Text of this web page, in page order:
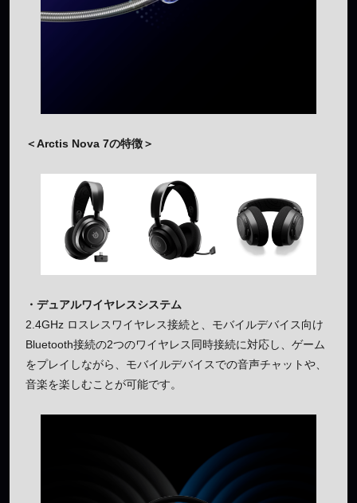
＜Arctis Nova 7の特徴＞
・デュアルワイヤレスシステム
2.4GHz ロスレスワイヤレス接続と、モバイルデバイス向け
Bluetooth接続の2つのワイヤレス同時接続に対応し、ゲーム
をプレイしながら、モバイルデバイスでの音声チャットや、
音楽を楽しむことが可能です。